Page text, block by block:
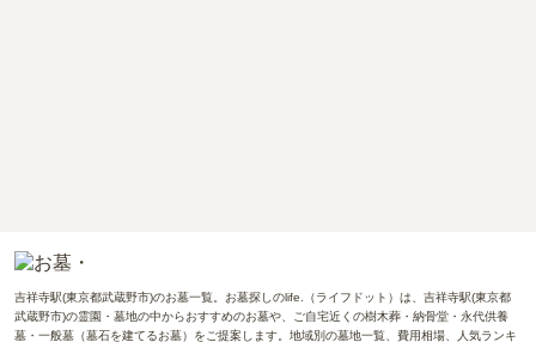
吉祥寺駅(東京都武蔵野市)のお墓一覧。お墓探しのlife.（ライフドット）は、吉祥寺駅(東京都
武蔵野市)の霊園・墓地の中からおすすめのお墓や、ご自宅近くの樹木葬・納骨堂・永代供養
墓・一般墓（墓石を建てるお墓）をご提案します。地域別の墓地一覧、費用相場、人気ランキ